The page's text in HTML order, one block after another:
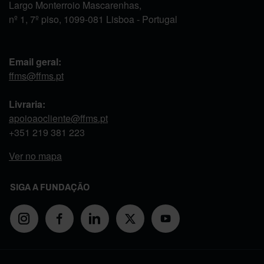
Largo Monterroio Mascarenhas,
nº 1, 7º piso, 1099-081 Lisboa - Portugal
Email geral:
ffms@ffms.pt
Livraria:
apoioaocliente@ffms.pt
+351 219 381 223
Ver no mapa
SIGA A FUNDAÇÃO